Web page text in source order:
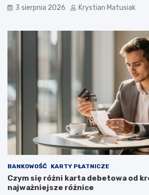
3 sierpnia 2026 Krystian Matusiak
BANKOWOŚĆ KARTY PŁATNICZE
Czym się różni karta debetowa od
najważniejsze różnice